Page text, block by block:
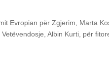
Evropian për Zgjerim, Marta
Albin Kurti, për